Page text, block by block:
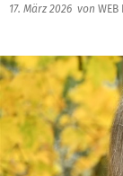
17. März 2026 von WEB